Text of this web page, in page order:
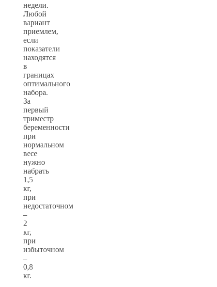
недели.
Любой
вариант
приемлем,
если
показатели
находятся
в
границах
оптимального
набора.
За
первый
триместр
беременности
при
нормальном
весе
нужно
набрать
1,5
кг,
при
недостаточном
–
2
кг,
при
избыточном
–
0,8
кг.